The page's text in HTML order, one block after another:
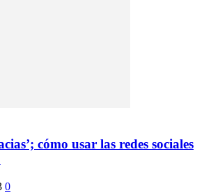
cómo usar las redes sociales
0